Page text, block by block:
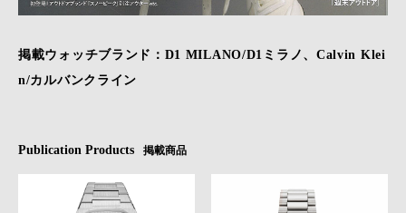
掲載ウォッチブランド：D1 MILANO/D1ミラノ、Calvin Klei
n/カルバンクライン
Publication Products 掲載商品